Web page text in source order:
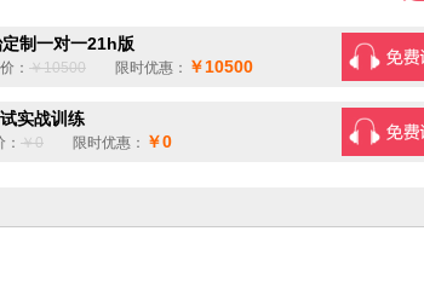
制一对一21h版
： ￥10500 限时优惠： ￥10500
实战训练
￥0 限时优惠： ￥0